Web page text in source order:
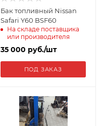
Бак топливный Nissan
Safari Y60 BSF60
На складе поставщика
или производителя
35 000 руб./шт
ПОД ЗАКАЗ